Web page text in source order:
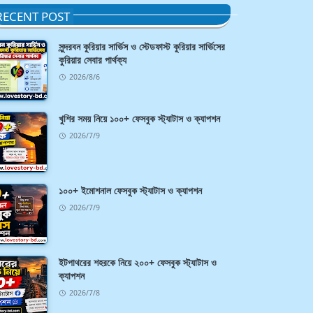
POST
সুন্দরবন কুরিয়ার সার্ভিস ও স্টেডফাস্ট কুরিয়ার সার্ভিসের
কুরিয়ার সেবার পার্থক্য
2026/8/6
খুশির সময় নিয়ে ১০০+ ফেসবুক স্ট্যাটাস ও ক্যাপশন
2026/7/9
১০০+ ইমোশনাল ফেসবুক স্ট্যাটাস ও ক্যাপশন
2026/7/9
ইটপাথরের শহরকে নিয়ে ২০০+ ফেসবুক স্ট্যাটাস ও
ক্যাপশন
2026/7/8